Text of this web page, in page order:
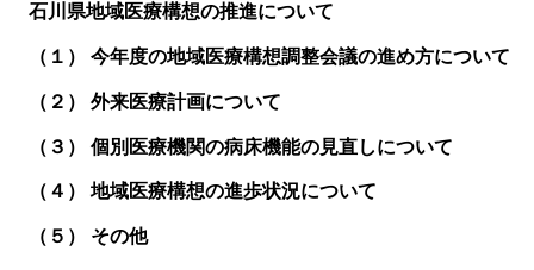
石川県地域医療構想の推進について
（１） 今年度の地域医療構想調整会議の進め方について
（２） 外来医療計画について
（３） 個別医療機関の病床機能の見直しについて
（４） 地域医療構想の進歩状況について
（５） その他